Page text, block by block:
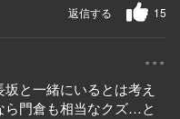
15
返信する
...
と一緒にいるとは考え
ら門倉も相当なクズ…と